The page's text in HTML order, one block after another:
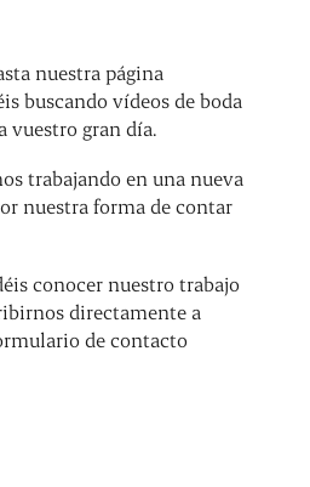
nuestra página
buscando vídeos de boda
vuestro gran día.
trabajando en una nueva
nuestra forma de contar
conocer nuestro trabajo
directamente a
de contacto